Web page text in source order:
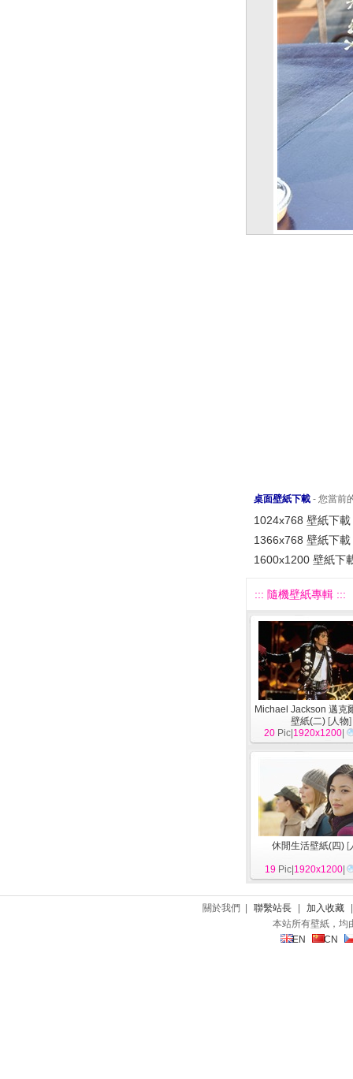
桌面壁紙下載 - 您當前
1024x768 壁紙下載
1366x768 壁紙下載
1600x1200 壁紙下
::: 隨機壁紙專輯 :::
Michael Jackson 邁克
壁紙(二) [人物]
20 Pic| 1920x1200
休閒生活壁紙(四) [
19 Pic| 1920x1200
關於我們 | 聯繫站長 加入收藏
本站所有壁紙，均
EN
CN